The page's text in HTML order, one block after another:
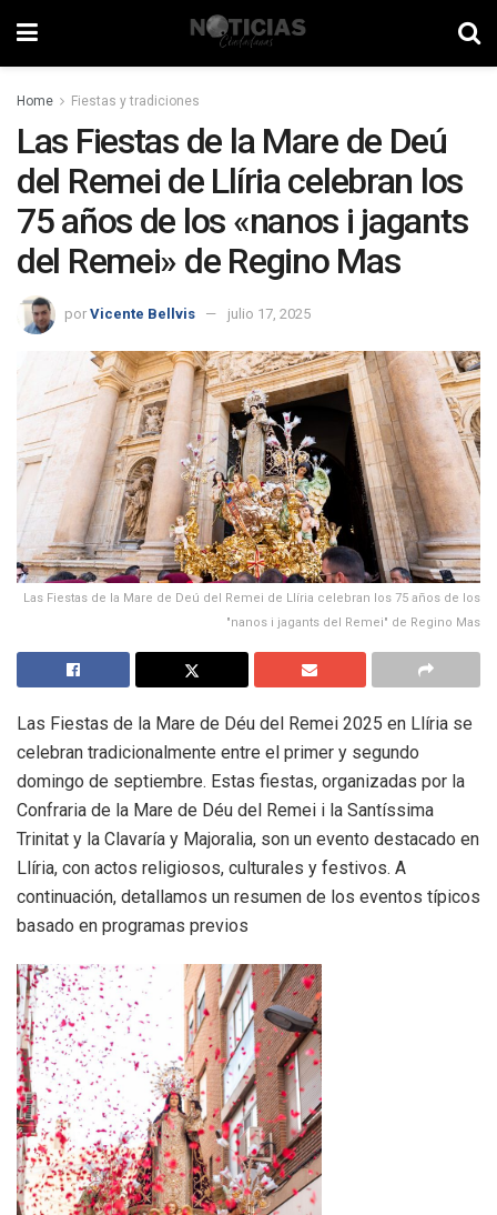
Home Fiestas y tradiciones
Las Fiestas de la Mare de Deú
del Remei de Llíria celebran los
75 años de los «nanos i jagants
del Remei» de Regino Mas
por Vicente Bellvis julio 17, 2025
Las Fiestas de la Mare de Deú del Remei de Llíria celebran los 75 años de los
"nanos i jagants del Remei" de Regino Mas
Las Fiestas de la Mare de Déu del Remei 2025 en Llíria se
celebran tradicionalmente entre el primer y segundo
domingo de septiembre. Estas fiestas, organizadas por la
Confraria de la Mare de Déu del Remei i la Santíssima
Trinitat y la Clavaría y Majoralia, son un evento destacado en
Llíria, con actos religiosos, culturales y festivos. A
continuación, detallamos un resumen de los eventos típicos
basado en programas previos